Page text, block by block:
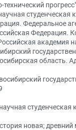
технический
студенческая
Федеральное
Федерация.
академия
область.
студенческая
новая; древний